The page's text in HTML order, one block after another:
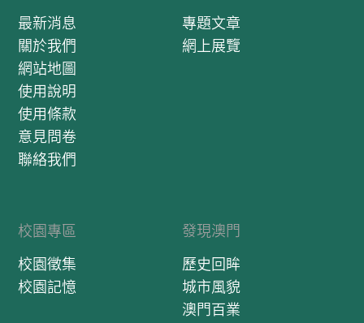
最新消息
關於我們
網站地圖
使用說明
使用條款
意見問卷
聯絡我們
專題文章
網上展覽
校園專區
校園徵集
校園記憶
發現澳門
歷史回眸
城市風貌
澳門百業